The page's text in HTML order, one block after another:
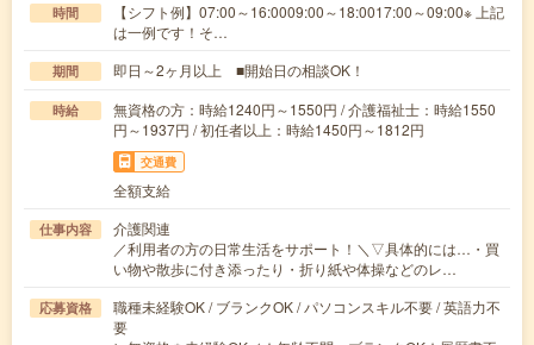
時間
【シフト例】07:00～16:0009:00～18:0017:00～09:00※ 上記
は一例です！そ…
期間 即日～2ヶ月以上 ■開始日の相談OK！
時給
無資格の方：時給1240円～1550円 / 介護福祉士：時給1550
円～1937円 / 初任者以上：時給1450円～1812円
交通費
全額支給
仕事内容
介護関連
／利用者の方の日常生活をサポート！＼▽具体的には…・買
い物や散歩に付き添ったり・折り紙や体操などのレ…
応募資格
職種未経験OK / ブランクOK / パソコンスキル不要 / 英語力不
要